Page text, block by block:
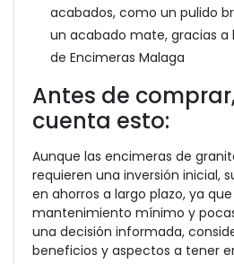
acabados, como un pulido
un acabado mate, gracias a
de Encimeras Malaga
Antes de
cuenta esto:
Aunque las encimeras de
requieren una inversión inicial,
en ahorros a largo plazo, ya
mantenimiento mínimo y
una decisión informada,
beneficios y aspectos a tener